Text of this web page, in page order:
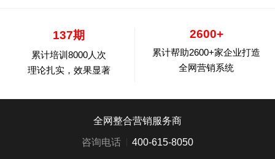
137期
累计培训8000人次
理论扎实，效果显著
2600+
累计帮助2600+家企业打造
全网营销系统
全网整合营销服务商
咨询电话
400-615-8050